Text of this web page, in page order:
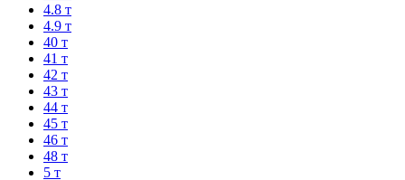
4.8 т
4.9 т
40 т
41 т
42 т
43 т
44 т
45 т
46 т
48 т
5 т